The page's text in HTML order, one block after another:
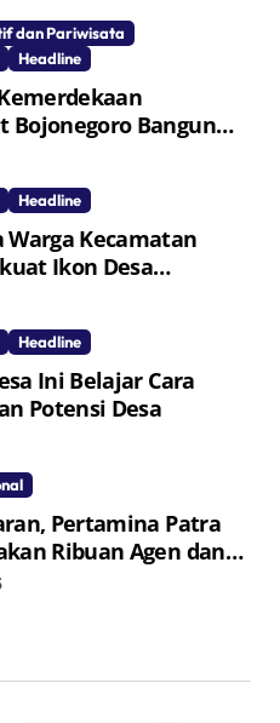
dan Pariwisata
Headline
Bojonegoro Bangun
Ekonomi
Headline
Warga Kecamatan
Ikon Desa
Lokal Melalui
Headline
Ini Belajar Cara
Potensi Desa
Pertamina Patra
Ribuan Agen dan
3 Kg